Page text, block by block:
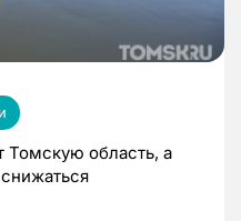
Томскую область, а